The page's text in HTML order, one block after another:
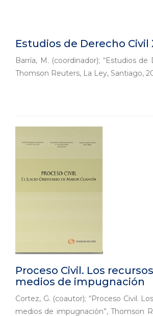
Estudios de Derecho Civil
Barría, M. (coordinador); “Estudios de
Thomson Reuters, La Ley, Santiago,
Proceso Civil. Los
medios de impugnación
Cortez, G. (coautor); “Proceso Civil.
medios de impugnación”, Thomson